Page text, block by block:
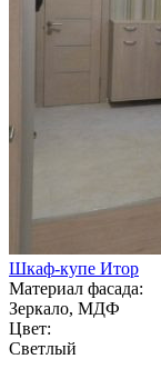
Шкаф-купе Итор
Материал фасада:
Зеркало, МДФ
Цвет:
Светлый